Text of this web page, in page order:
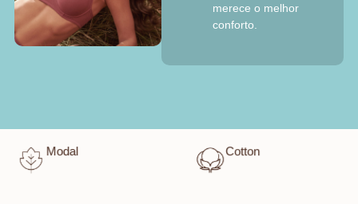
merece o melhor
conforto.
Modal Cotton